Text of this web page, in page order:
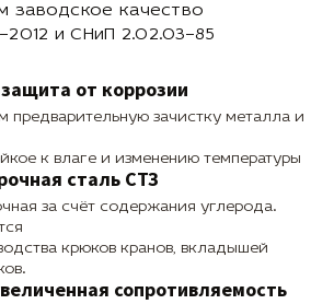
заводское качество
и СНиП 2.02.03–85
от коррозии
предварительную зачистку металла и
к влаге и изменению температуры
сталь СТЗ
за счёт содержания углерода.
крюков кранов, вкладышей
сопротивляемость